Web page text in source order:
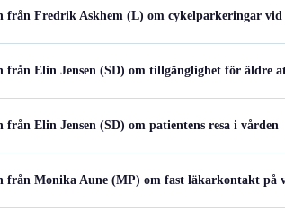
från Fredrik Askhem (L) om cykelparkeringar vid
från Elin Jensen (SD) om tillgänglighet för äldre
från Elin Jensen (SD) om patientens resa i vården
från Monika Aune (MP) om fast läkarkontakt på